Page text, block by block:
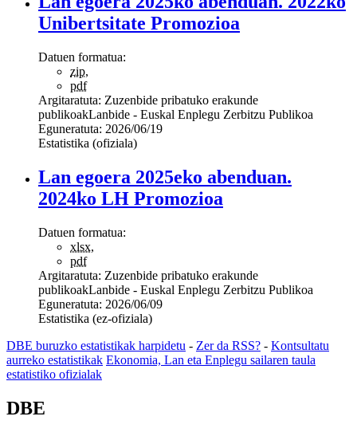
Unibertsitate Promozioa
Datuen formatua:
zip,
pdf
Argitaratuta: Zuzenbide pribatuko erakunde
publikoakLanbide - Euskal Enplegu Zerbitzu Publikoa
Eguneratuta: 2026/06/19
Estatistika (ofiziala)
Lan egoera 2025eko abenduan.
2024ko LH Promozioa
Datuen formatua:
xlsx,
pdf
Argitaratuta: Zuzenbide pribatuko erakunde
publikoakLanbide - Euskal Enplegu Zerbitzu Publikoa
Eguneratuta: 2026/06/09
Estatistika (ez-ofiziala)
DBE buruzko estatistikak harpidetu - Zer da RSS? - Kontsultatu
aurreko estatistikak Ekonomia, Lan eta Enplegu sailaren taula
estatistiko ofizialak
DBE